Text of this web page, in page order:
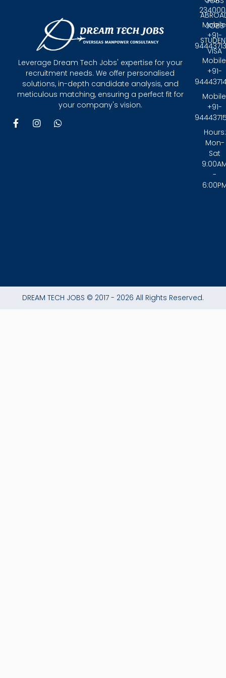
Leverage Dream Tech Jobs' expertise for your
recruitment needs. We offer personalised
solutions, in-depth candidate analysis, and
meticulous matching, ensuring a perfect fit for
your company's vision.
F
a
I
n
W
JOBS
VISA
+91-
+91-
+91-
Hours:
Mon-
Sat
-
DREAM TECH JOBS © 2017 - 2026 All Rights Reserved.